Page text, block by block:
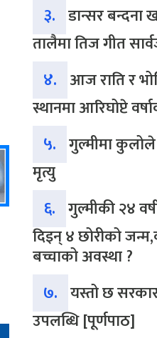
३. डान्सर बन्दना
तालैमा तिज गीत
४. आज राति र
स्थानमा आरिघोप्टे
५. गुल्मीमा
मृत्यु
६. गुल्मीकी २४
दिइन् ४ छोरीको
बच्चाको अवस्था ?
७. यस्तो छ
उपलब्धि [पूर्णपाठ]